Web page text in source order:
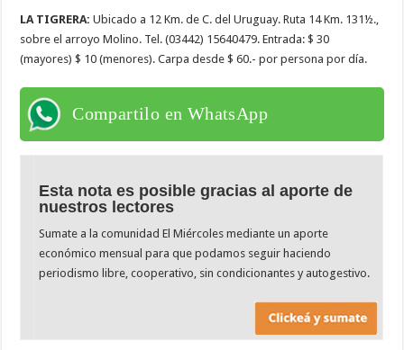
LA TIGRERA: Ubicado a 12 Km. de C. del Uruguay. Ruta 14 Km. 131½.,
sobre el arroyo Molino. Tel. (03442) 15640479. Entrada: $ 30
(mayores) $ 10 (menores). Carpa desde $ 60.- por persona por día.
Compartilo en WhatsApp
Esta nota es posible gracias al aporte de
nuestros lectores
Sumate a la comunidad El Miércoles mediante un aporte
económico mensual para que podamos seguir haciendo
periodismo libre, cooperativo, sin condicionantes y autogestivo.